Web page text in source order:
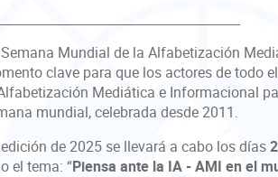
Mundial de la Alfabetización
clave para que los actores de todo
Mediática e Informacional
mundial, celebrada desde 2011.
de 2025 se llevará a cabo los días
el tema: “Piensa ante la IA - AMI en el